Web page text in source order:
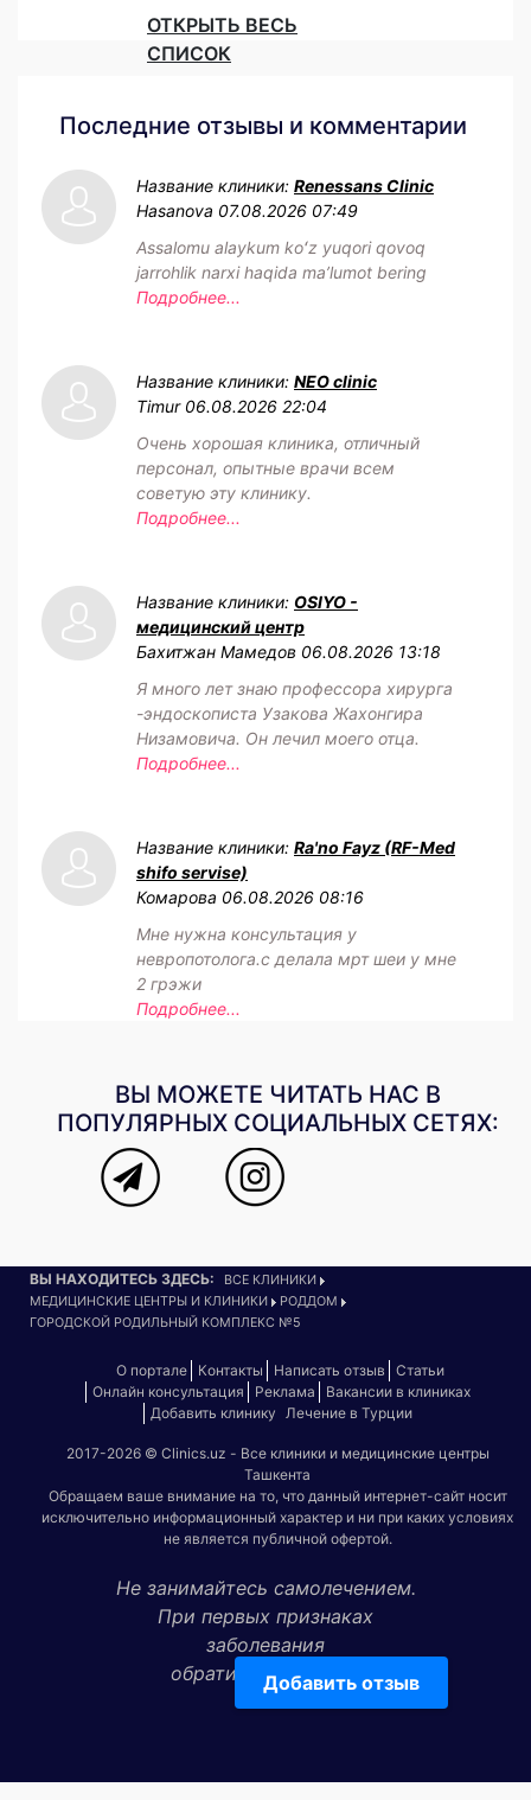
Добавить отзыв
ОТКРЫТЬ ВЕСЬ
СПИСОК
Последние отзывы и комментарии
Название клиники: Renessans Clinic
Hasanova 07.08.2026 07:49
Assalomu alaykum koʻz yuqori qovoq
jarrohlik narxi haqida maʼlumot bering
Подробнее...
Название клиники: NEO clinic
Timur 06.08.2026 22:04
Очень хорошая клиника, отличный
персонал, опытные врачи всем
советую эту клинику.
Подробнее...
Название клиники: OSIYO -
медицинский центр
Бахитжан Мамедов 06.08.2026 13:18
Я много лет знаю профессора хирурга
-эндоскописта Узакова Жахонгира
Низамовича. Он лечил моего отца.
Подробнее...
Название клиники: Ra'no Fayz (RF-Med
shifo servise)
Комарова 06.08.2026 08:16
Мне нужна консультация у
невропотолога.с делала мрт шеи у мне
2 грэжи
Подробнее...
ВЫ МОЖЕТЕ ЧИТАТЬ НАС В
ПОПУЛЯРНЫХ СОЦИАЛЬНЫХ СЕТЯХ:
ВЫ НАХОДИТЕСЬ ЗДЕСЬ:
ВСЕ КЛИНИКИ
МЕДИЦИНСКИЕ ЦЕНТРЫ И КЛИНИКИ
РОДДОМ
ГОРОДСКОЙ РОДИЛЬНЫЙ КОМПЛЕКС №5
О портале Контакты Написать отзыв
Статьи
Онлайн консультация
Реклама
Вакансии в клиниках
Добавить клинику Лечение в Турции
2017-2026 © Clinics.uz - Все клиники и медицинские центры
Ташкента
Обращаем ваше внимание на то, что данный интернет-сайт носит
исключительно информационный характер и ни при каких условиях
не является публичной офертой.
Не занимайтесь самолечением.
При первых признаках
заболевания
обратитесь к врачу!